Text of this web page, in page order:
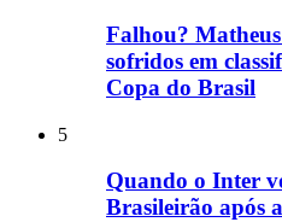
Falhou?
sofridos em
Copa do Brasil
5
Quando o Inter
Brasileirão após